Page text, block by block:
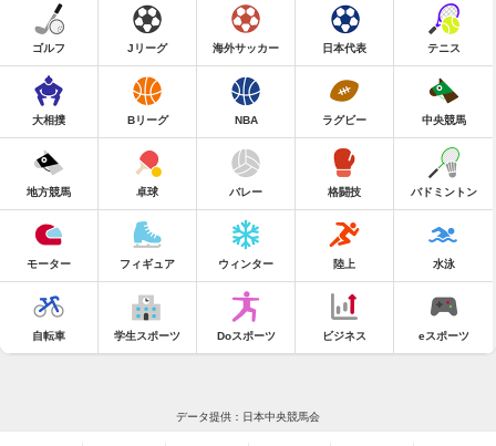
ゴルフ Jリーグ 海外サッカー 日本代表 テニス
大相撲 Bリーグ NBA ラグビー 中央競馬
地方競馬 卓球 バレー 格闘技 バドミントン
モーター フィギュア ウィンター 陸上 水泳
自転車 学生スポーツ Doスポーツ ビジネス eスポーツ
データ提供：日本中央競馬会